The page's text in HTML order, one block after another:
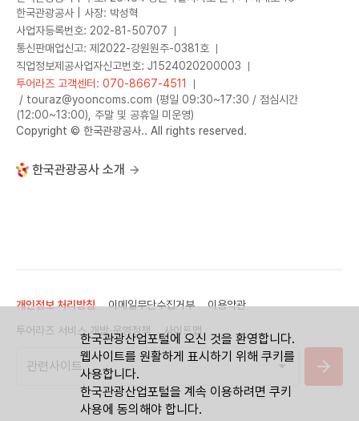
한국관광공사 | 사장: 박성혁
사업자등록번호: 202-81-50707
통신판매업신고: 제2022-강원원주-0381호
직업정보제공사업자신고번호: J1524020200003
투어라즈 고객센터: 070-8667-4511
/ touraz@yooncoms.com (평일 09:30~17:30 / 점심시간
(12:00~13:00), 주말 및 공휴일 미운영)
Copyright © 한국관광공사.. All rights reserved.
한국관광공사 소개
개인정보 처리방침 이메일무단수집거부
이용약관
투어라즈 서비스 개방·운영정책
사이트맵
한국관광산업포털에 오신 것을 환영합니다.
웹사이트를 원활하게 표시하기 위해 쿠키를
사용합니다.
한국관광산업포털을 계속 이용하려면 쿠키
사용에 동의해야 합니다.